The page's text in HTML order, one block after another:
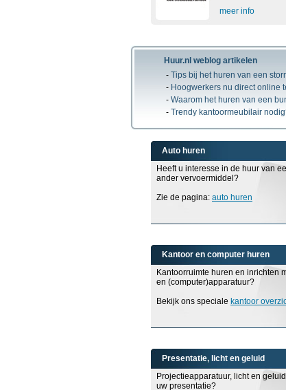
meer info
Huur.nl weblog artikelen
- Tips bij het huren van een
- Hoogwerkers nu direct online
- Waarom het huren van een
- Trendy kantoormeubilair
Auto huren
Heeft u interesse in de huur van
ander vervoermiddel?
Zie de pagina: auto huren
Kantoor en computer huren
Kantoorruimte huren en inrichten
en (computer)apparatuur?
Bekijk ons speciale kantoor
Presentatie, licht en geluid
Projectieapparatuur, licht en
uw presentatie?